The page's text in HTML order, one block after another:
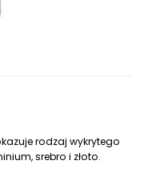
rodzaj wykrytego
srebro i złoto.